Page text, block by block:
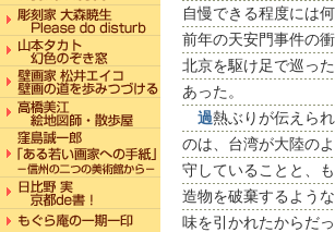
自慢できる程度には
前年の天安門事件の
北京を駆け足で巡っ
あった。
過熱ぶりが伝えら
のは、台湾が大陸の
守していることと、
造物を破棄するよう
味を引かれたからだ